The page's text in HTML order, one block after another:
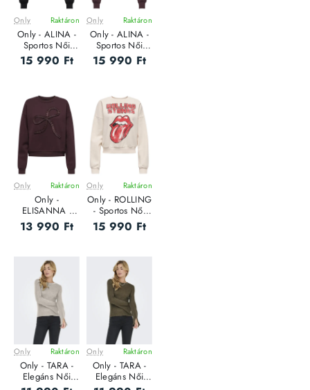
Only Raktáron
Only - ALINA -
Sportos Női
pulóver
15 990 Ft
Only Raktáron
Only - ALINA -
Sportos Női
pulóver
15 990 Ft
Only Raktáron
Only -
ELISANNA -
Elegáns Női
pulóver
13 990 Ft
Only Raktáron
Only - ROLLING
- Sportos Női
pulóver
15 990 Ft
Only Raktáron
Only - TARA -
Elegáns Női
Only Raktáron
Only - TARA -
Elegáns Női